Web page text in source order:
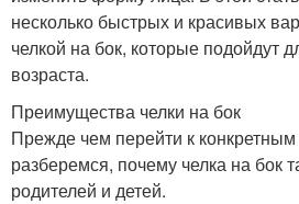
несколько быстрых и красивых
челкой на бок, которые подойдут
возраста.
Преимущества челки на бок
Прежде чем перейти к
разберемся, почему челка на бок
родителей и детей.